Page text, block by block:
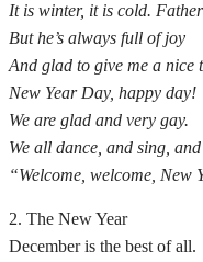
It is winter, it is cold.
But he’s always full of joy
And glad to give me a nice
New Year Day, happy day!
We are glad and very gay.
We all dance, and sing,
“Welcome, welcome, New
2. The New Year
December is the best of all.